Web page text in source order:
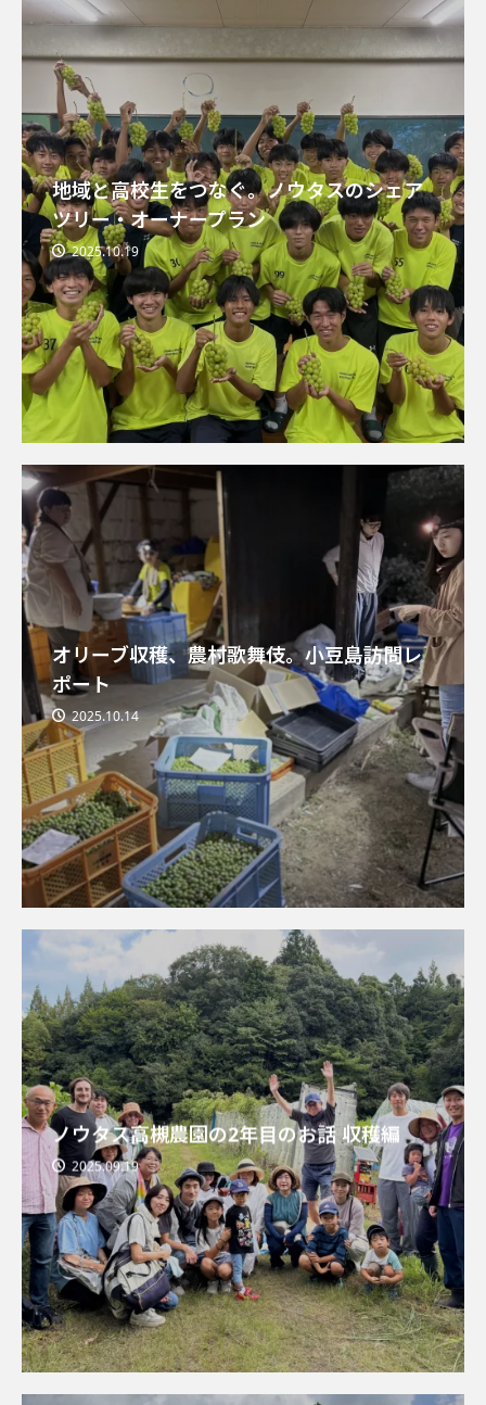
地域と高校生をつなぐ。ノウタスのシェア
ツリー・オーナープラン
2025.10.19
オリーブ収穫、農村歌舞伎。小豆島訪問レ
ポート
2025.10.14
ノウタス高槻農園の2年目のお話 収穫編
2025.09.19